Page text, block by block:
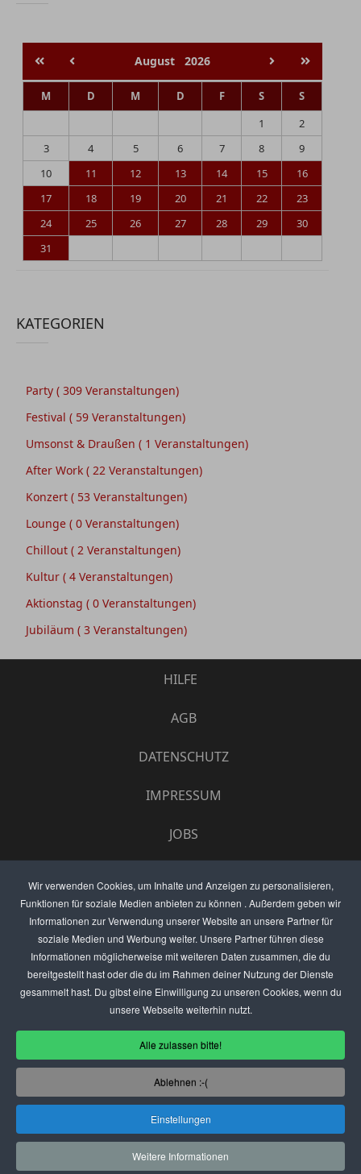
Wir verwenden Cookies, um Inhalte und Anzeigen zu personalisieren,
Funktionen für soziale Medien anbieten zu können . Außerdem geben wir
Informationen zur Verwendung unserer Website an unsere Partner für
soziale Medien und Werbung weiter. Unsere Partner führen diese
Informationen möglicherweise mit weiteren Daten zusammen, die du
bereitgestellt hast oder die du im Rahmen deiner Nutzung der Dienste
gesammelt hast. Du gibst eine Einwilligung zu unseren Cookies, wenn du
unsere Webseite weiterhin nutzt.
Alle zulassen bitte!
Ablehnen :-(
Einstellungen
Weitere Informationen
August 2026
M D M D F S
S
1
2
3
4 5 6 7 8
9
10
11 12 13 14 15
16
17
18 19 20 21 22
23
24
25 26 27 28 29
30
31
KATEGORIEN
Party ( 309 Veranstaltungen)
Festival ( 59 Veranstaltungen)
Umsonst & Draußen ( 1 Veranstaltungen)
After Work ( 22 Veranstaltungen)
Konzert ( 53 Veranstaltungen)
Lounge ( 0 Veranstaltungen)
Chillout ( 2 Veranstaltungen)
Kultur ( 4 Veranstaltungen)
Aktionstag ( 0 Veranstaltungen)
Jubiläum ( 3 Veranstaltungen)
HILFE
AGB
DATENSCHUTZ
IMPRESSUM
JOBS
ANZEIGEN PREISE
BEWERTET UNS
KONTAKT
THEMENVORSCHLAG
DEIN LOKAL VORSTELLEN
USER